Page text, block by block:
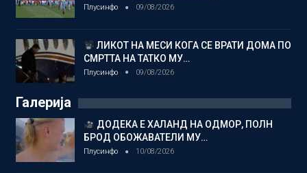
Плусинфо 09/08/2026
ЛИКОТ НА МЕСИ КОГА СЕ ВРАТИ ДОМА ПО
СМРТТА НА ТАТКО МУ…
Плусинфо 09/08/2026
Галерија
ДОДЕКА Е ХАЛАНД НА ОДМОР, ПОЛН
БРОД ОБОЖАВАТЕЛИ МУ…
Плусинфо 10/08/2026